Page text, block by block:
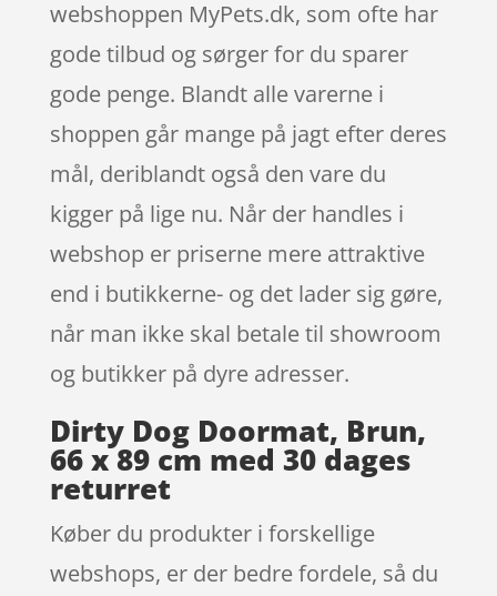
webshoppen MyPets.dk, som ofte har
gode tilbud og sørger for du sparer
gode penge. Blandt alle varerne i
shoppen går mange på jagt efter deres
mål, deriblandt også den vare du
kigger på lige nu. Når der handles i
webshop er priserne mere attraktive
end i butikkerne- og det lader sig gøre,
når man ikke skal betale til showroom
og butikker på dyre adresser.
Dirty Dog Doormat, Brun,
66 x 89 cm med 30 dages
returret
Køber du produkter i forskellige
webshops, er der bedre fordele, så du